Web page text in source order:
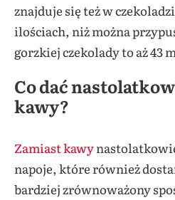
znajduje się też w
ilościach, niż można
gorzkiej czekolady to aż 43
Co dać
kawy?
Zamiast kawy
napoje, które również
bardziej zrównoważony